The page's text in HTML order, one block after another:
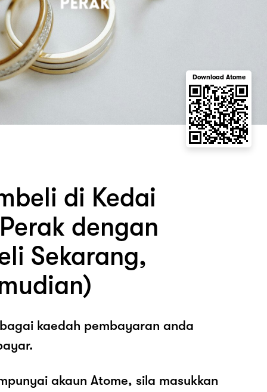
Download Atome
di Kedai
dengan
Sekarang,
kaedah pembayaran anda
akaun Atome, sila masukkan